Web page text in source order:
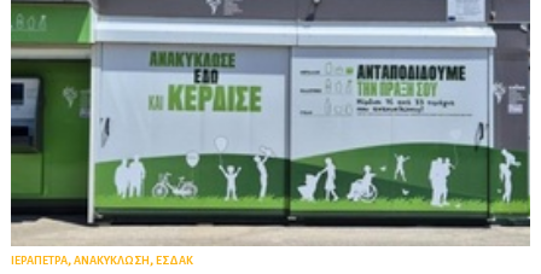
ΙΕΡΑΠΕΤΡΑ, ΑΝΑΚΥΚΛΩΣΗ , ΕΣΔΑΚ